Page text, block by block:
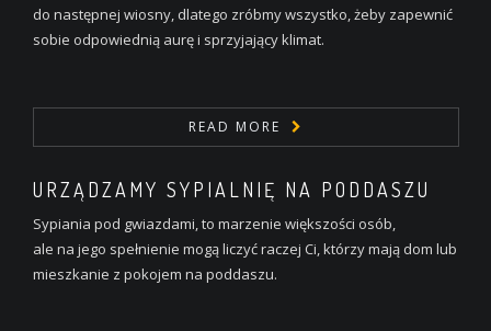
do następnej wiosny, dlatego zróbmy wszystko, żeby zapewnić
sobie odpowiednią aurę i sprzyjający klimat.
READ MORE
URZĄDZAMY SYPIALNIĘ NA PODDASZU
Sypiania pod gwiazdami, to marzenie większości osób,
ale na jego spełnienie mogą liczyć raczej Ci, którzy mają dom lub
mieszkanie z pokojem na poddaszu.